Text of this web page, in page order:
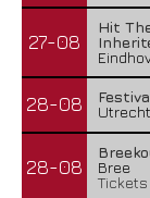
27-08
Hit
28-08
Utrecht
28-08
Bree
Tickets